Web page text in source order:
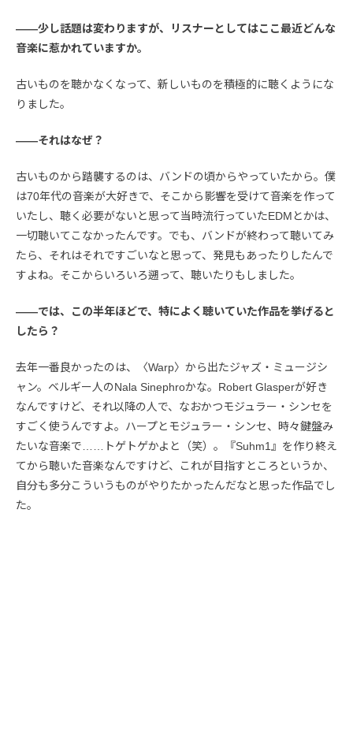
――少し話題は変わりますが、リスナーとしてはここ最近どんな
音楽に惹かれていますか。
古いものを聴かなくなって、新しいものを積極的に聴くようにな
りました。
――それはなぜ？
古いものから踏襲するのは、バンドの頃からやっていたから。僕
は70年代の音楽が大好きで、そこから影響を受けて音楽を作って
いたし、聴く必要がないと思って当時流行っていたEDMとかは、
一切聴いてこなかったんです。でも、バンドが終わって聴いてみ
たら、それはそれですごいなと思って、発見もあったりしたんで
すよね。そこからいろいろ遡って、聴いたりもしました。
――では、この半年ほどで、特によく聴いていた作品を挙げると
したら？
去年一番良かったのは、〈Warp〉から出たジャズ・ミュージシ
ャン。ベルギー人のNala Sinephroかな。Robert Glasperが好き
なんですけど、それ以降の人で、なおかつモジュラー・シンセを
すごく使うんですよ。ハープとモジュラー・シンセ、時々鍵盤み
たいな音楽で……トゲトゲかよと（笑）。『Suhm1』を作り終え
てから聴いた音楽なんですけど、これが目指すところというか、
自分も多分こういうものがやりたかったんだなと思った作品でし
た。